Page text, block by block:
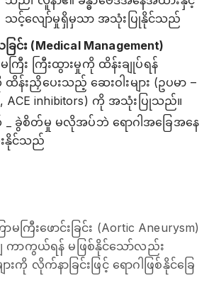
သင့်လျော်မှုရှိမှသာ အသုံးပြုနိုင်သည်
ြင်း (Medical Management)
ြီး ကြီးထွားမှုကို ထိန်းချုပ်ရန်
ထိန်းညှိပေးသည့် ဆေးဝါးများ (ဥပမာ –
ACE inhibitors) ကို အသုံးပြုသည်။
_ ခွဲစိတ်မှု မလိုအပ်ဘဲ ရောဂါအခြေအနေ
နိုင်သည်
ကြီးဖောင်းခြင်း (Aortic Aneurysm)
ကာကွယ်ရန် မဖြစ်နိုင်သော်လည်း
ကို လိုက်နာခြင်းဖြင့် ရောဂါဖြစ်နိုင်ခြေ